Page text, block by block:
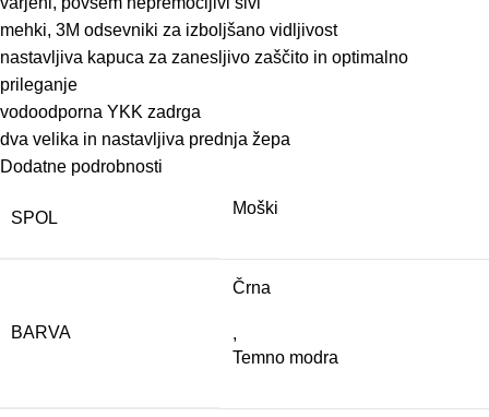
mehki, 3M odsevniki za izboljšano vidljivost
nastavljiva kapuca za zanesljivo zaščito in optimalno
prileganje
vodoodporna YKK zadrga
dva velika in nastavljiva prednja žepa
Dodatne podrobnosti
SPOL
Moški
BARVA
Črna
,
Temno modra